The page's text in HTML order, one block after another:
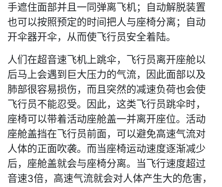
手遮住面部并且一同弹离飞机；自动解脱装置
也可以按照预定的时间把人与座椅分离；自动
开伞器开伞，从而使飞行员安全着陆。
人们在超音速飞机上跳伞，飞行员离开座舱以
后马上会遇到巨大压力的气流，因此面部以及
肺部很容易损伤，而且突然的减速负荷也会使
飞行员不能忍受。因此，这类飞行员跳伞时，
座椅可以带着活动座舱盖一并离开座位。活动
座舱盖挡在飞行员前面，可以避免高速气流对
人体的正面吹袭。而当座椅运动速度逐渐减少
后，座舱盖就会与座椅分离。当飞行速度超过
音速3倍，高速气流就会对人体产生大的危害，